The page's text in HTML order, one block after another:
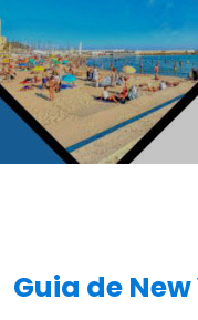
Guia de